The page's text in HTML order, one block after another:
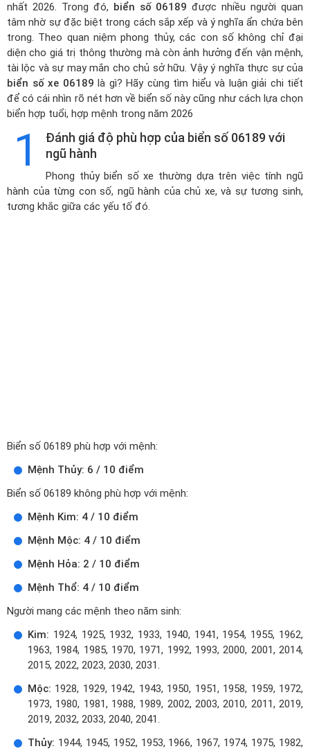
nhất 2026. Trong đó, biển số 06189 được nhiều người quan
tâm nhờ sự đặc biệt trong cách sắp xếp và ý nghĩa ẩn chứa bên
trong. Theo quan niệm phong thủy, các con số không chỉ đại
diện cho giá trị thông thường mà còn ảnh hưởng đến vận mệnh,
tài lộc và sự may mắn cho chủ sở hữu. Vậy ý nghĩa thực sự của
biển số xe 06189 là gì? Hãy cùng tìm hiểu và luận giải chi tiết
để có cái nhìn rõ nét hơn về biển số này cũng như cách lựa chọn
biển hợp tuổi, hợp mệnh trong năm 2026
1
Đánh giá độ phù hợp của biển số 06189 với
ngũ hành
Phong thủy biển số xe thường dựa trên việc tính ngũ
hành của từng con số, ngũ hành của chủ xe, và sự tương sinh,
tương khắc giữa các yếu tố đó.
Biển số 06189 phù hợp với mệnh:
Mệnh Thủy: 6 / 10 điểm
Biển số 06189 không phù hợp với mệnh:
Mệnh Kim: 4 / 10 điểm
Mệnh Mộc: 4 / 10 điểm
Mệnh Hỏa: 2 / 10 điểm
Mệnh Thổ: 4 / 10 điểm
Người mang các mệnh theo năm sinh:
Kim: 1924, 1925, 1932, 1933, 1940, 1941, 1954, 1955, 1962,
1963, 1984, 1985, 1970, 1971, 1992, 1993, 2000, 2001, 2014,
2015, 2022, 2023, 2030, 2031.
Mộc: 1928, 1929, 1942, 1943, 1950, 1951, 1958, 1959, 1972,
1973, 1980, 1981, 1988, 1989, 2002, 2003, 2010, 2011, 2019,
2019, 2032, 2033, 2040, 2041.
Thủy: 1944, 1945, 1952, 1953, 1966, 1967, 1974, 1975, 1982,